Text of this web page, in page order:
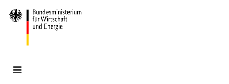
Navigation
Hauptmenü